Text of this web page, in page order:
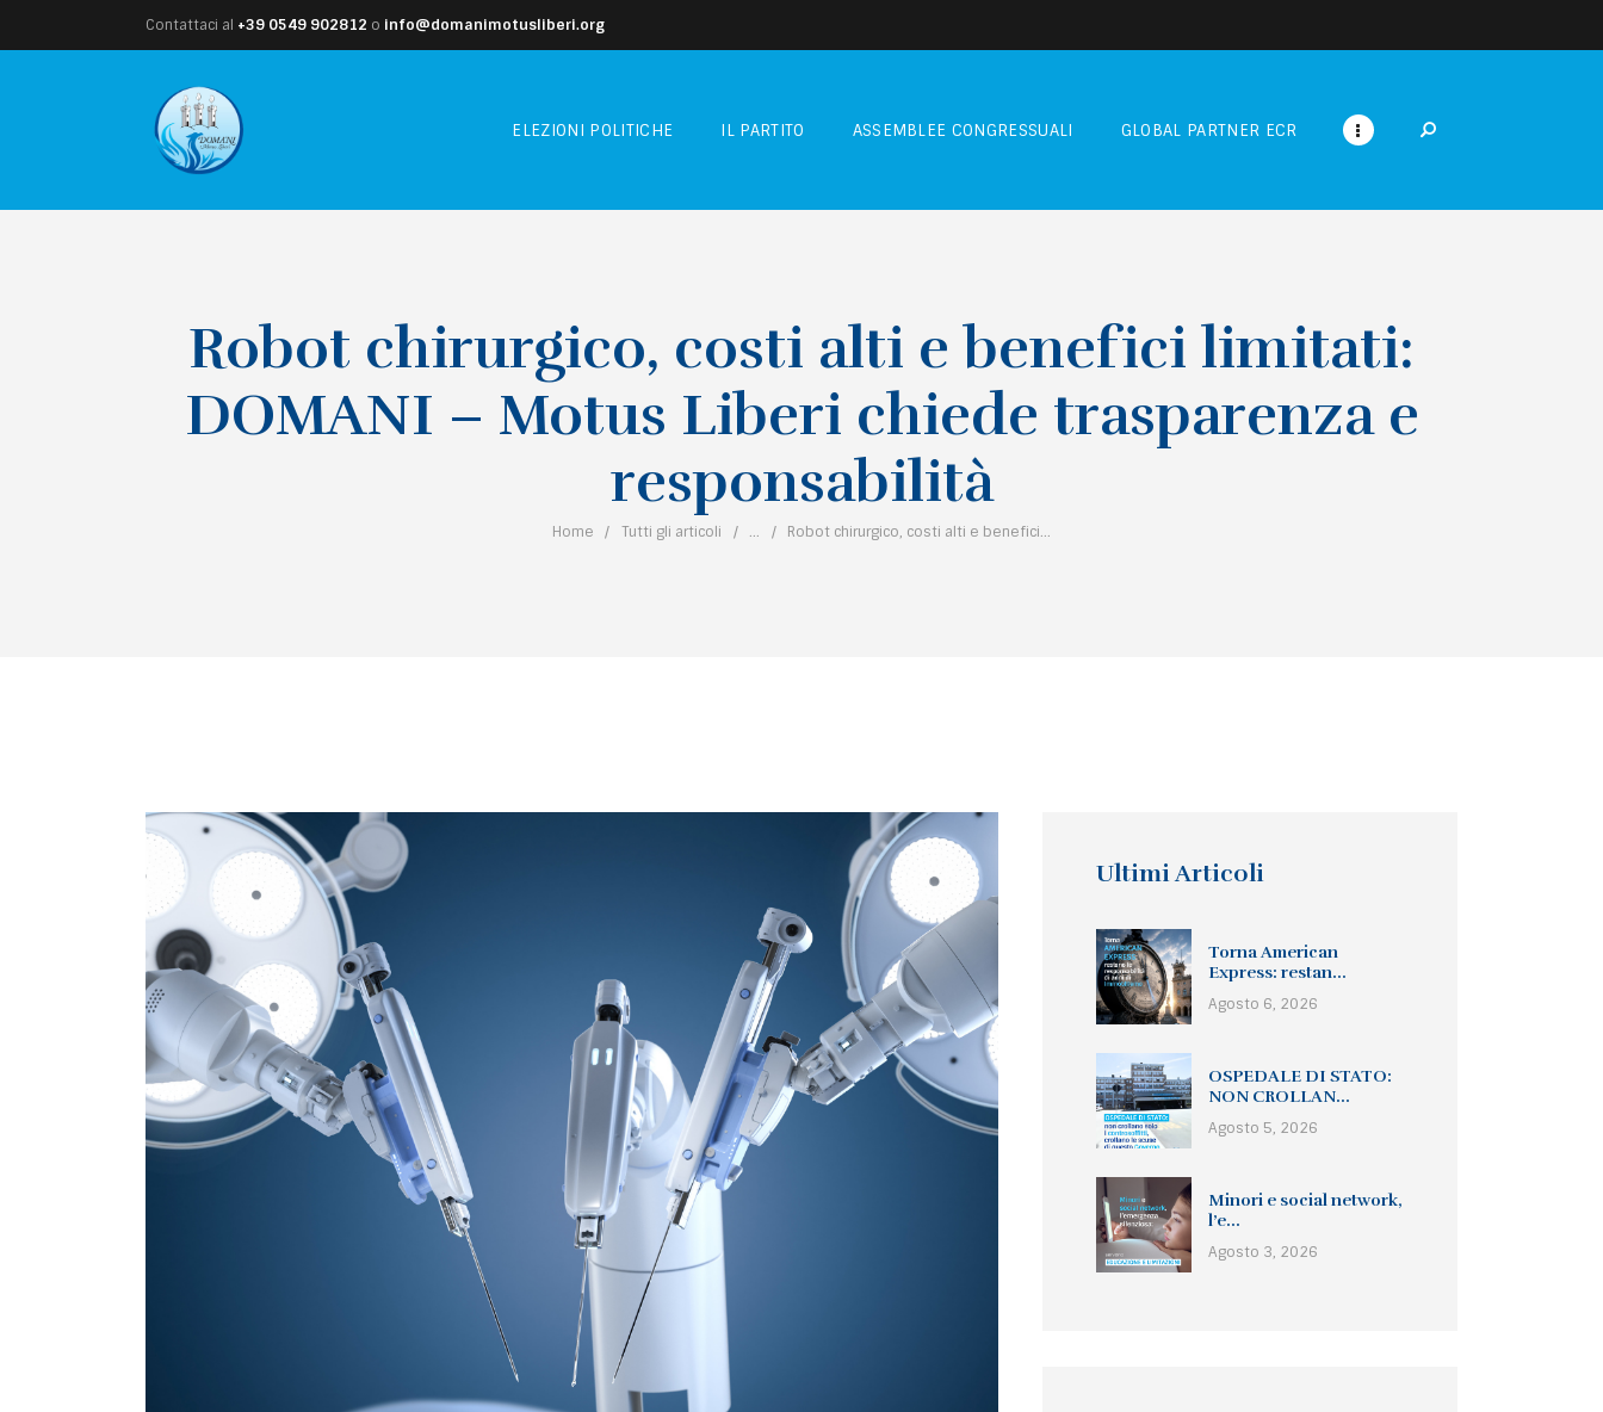
Contattaci al +39 0549 902812 o info@domanimotusliberi.org
ELEZIONI POLITICHE IL PARTITO ASSEMBLEE CONGRESSUALI GLOBAL PARTNER ECR
Robot chirurgico, costi alti e benefici limitati:
DOMANI – Motus Liberi chiede trasparenza e
responsabilità
Home Tutti gli articoli ... Robot chirurgico, costi alti e benefici...
Ultimi Articoli
Torna American
Express: restan...
Agosto 6, 2026
OSPEDALE DI STATO:
NON CROLLAN...
Agosto 5, 2026
Minori e social network,
l’e...
Agosto 3, 2026